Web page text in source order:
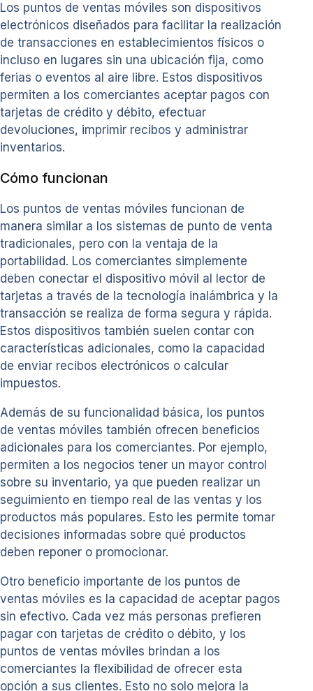
Los puntos de ventas móviles son dispositivos
electrónicos diseñados para facilitar la realización
de transacciones en establecimientos físicos o
incluso en lugares sin una ubicación fija, como
ferias o eventos al aire libre. Estos dispositivos
permiten a los comerciantes aceptar pagos con
tarjetas de crédito y débito, efectuar
devoluciones, imprimir recibos y administrar
inventarios.
Cómo funcionan
Los puntos de ventas móviles funcionan de
manera similar a los sistemas de punto de venta
tradicionales, pero con la ventaja de la
portabilidad. Los comerciantes simplemente
deben conectar el dispositivo móvil al lector de
tarjetas a través de la tecnología inalámbrica y la
transacción se realiza de forma segura y rápida.
Estos dispositivos también suelen contar con
características adicionales, como la capacidad
de enviar recibos electrónicos o calcular
impuestos.
Además de su funcionalidad básica, los puntos
de ventas móviles también ofrecen beneficios
adicionales para los comerciantes. Por ejemplo,
permiten a los negocios tener un mayor control
sobre su inventario, ya que pueden realizar un
seguimiento en tiempo real de las ventas y los
productos más populares. Esto les permite tomar
decisiones informadas sobre qué productos
deben reponer o promocionar.
Otro beneficio importante de los puntos de
ventas móviles es la capacidad de aceptar pagos
sin efectivo. Cada vez más personas prefieren
pagar con tarjetas de crédito o débito, y los
puntos de ventas móviles brindan a los
comerciantes la flexibilidad de ofrecer esta
opción a sus clientes. Esto no solo mejora la